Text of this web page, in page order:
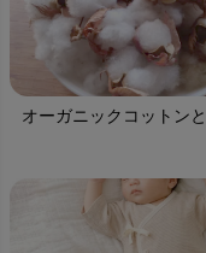
オーガニックコットン